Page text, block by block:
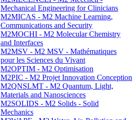
Mechanical Engineering for Clinicians
M2MICAS - M2 Machine Learning,
Communications and Security
M2MOCHI - M2 Molecular Chemistry
and Interfaces
M2MSV - M2 MSV - Mathématiques
pour les Sciences du Vivant
M2OPTIM - M2 Optimisation
M2PIC - M2 Projet Innovation Conception
M2QNSLMT - M2 Quantum, Light,
Materials and Nanosciences
M2SOLIDS - M2 Solids - Solid
Mechanics